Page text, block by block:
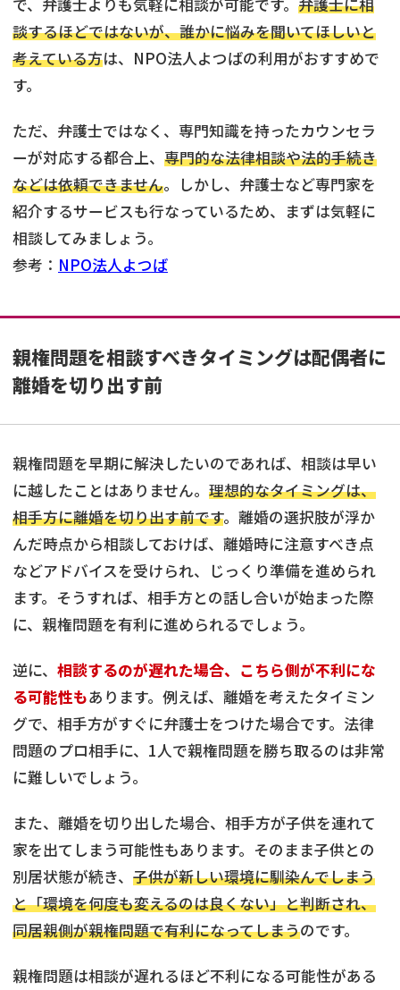
談するほどではないが、誰かに悩みを聞いてほしいと
考えている方は、NPO法人よつばの利用がおすすめで
す。
ただ、弁護士ではなく、専門知識を持ったカウンセラ
ーが対応する都合上、 専門的な法律相談や法的手続き
などは依頼できません。しかし、弁護士など専門家を
紹介するサービスも行なっているため、まずは気軽に
相談してみましょう。
参考： NPO法人よつば
親権問題を相談すべきタイミングは配偶者に
離婚を切り出す前
親権問題を早期に解決したいのであれば、相談は早い
に越したことはありません。 理想的なタイミングは、
相手方に離婚を切り出す前です。離婚の選択肢が浮か
んだ時点から相談しておけば、離婚時に注意すべき点
などアドバイスを受けられ、じっくり準備を進められ
ます。そうすれば、相手方との話し合いが始まった際
に、親権問題を有利に進められるでしょう。
逆に、 相談するのが遅れた場合、こちら側が不利にな
る可能性もあります。例えば、離婚を考えたタイミン
グで、相手方がすぐに弁護士をつけた場合です。法律
問題のプロ相手に、1人で親権問題を勝ち取るのは非常
に難しいでしょう。
また、離婚を切り出した場合、相手方が子供を連れて
家を出てしまう可能性もあります。そのまま子供との
別居状態が続き、 子供が新しい環境に馴染んでしまう
と「環境を何度も変えるのは良くない」と判断され、
同居親側が親権問題で有利になってしまうのです。
親権問題は相談が遅れるほど不利になる可能性がある